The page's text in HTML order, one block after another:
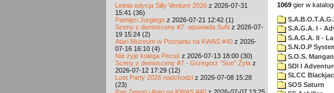
Letnia edycja Silly Venture 2026 z 2026-07-31
15:41 (36)
Pamięci Jurgiego z 2026-07-21 12:42 (1)
Sceny z demosceny #7: opowiada SuN z 2026-07-
19 15:24 (2)
Atari Muzeum w Poznaniu na KWAS #40 z 2026-
07-16 16:10 (4)
Nie żyje kolega Pecuś z 2026-07-13 18:00 (30)
Sceny z demosceny #7 - Grzegorz "Sun" Żyła z
2026-07-12 17:29 (12)
Lost Party 2026 nadchodzi z 2026-07-08 15:28
(23)
1069 gier w
S.A.G.A. I -
S.A.G.A. II -
S.N.O.P
S.O.S. Mangan
SDI I
SLCC
SOS Saturn